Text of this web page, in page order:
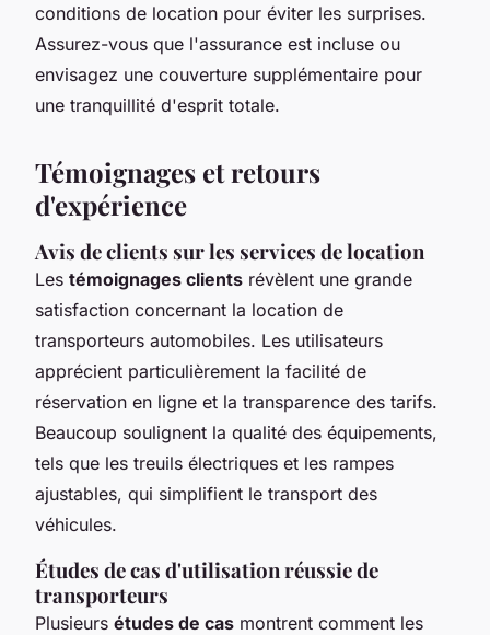
conditions de location pour éviter les surprises.
Assurez-vous que l'assurance est incluse ou
envisagez une couverture supplémentaire pour
une tranquillité d'esprit totale.
Témoignages et retours
d'expérience
Avis de clients sur les services de location
Les témoignages clients révèlent une grande
satisfaction concernant la location de
transporteurs automobiles. Les utilisateurs
apprécient particulièrement la facilité de
réservation en ligne et la transparence des tarifs.
Beaucoup soulignent la qualité des équipements,
tels que les treuils électriques et les rampes
ajustables, qui simplifient le transport des
véhicules.
Études de cas d'utilisation réussie de
transporteurs
Plusieurs études de cas montrent comment les